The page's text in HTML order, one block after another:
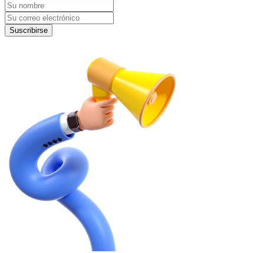
Suscribirse